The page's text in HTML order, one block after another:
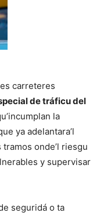
carreteres
de tráficu del
la
ya adelantara’l
onde’l riesgu
y supervisar
seguridá o ta